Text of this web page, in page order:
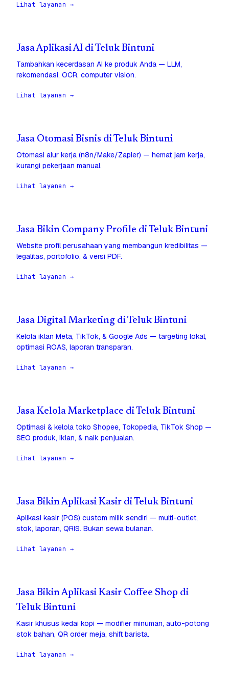
Lihat layanan →
Jasa Aplikasi AI di Teluk Bintuni
Tambahkan kecerdasan AI ke produk Anda — LLM,
rekomendasi, OCR, computer vision.
Lihat layanan →
Jasa Otomasi Bisnis di Teluk Bintuni
Otomasi alur kerja (n8n/Make/Zapier) — hemat jam kerja,
kurangi pekerjaan manual.
Lihat layanan →
Jasa Bikin Company Profile di Teluk Bintuni
Website profil perusahaan yang membangun kredibilitas —
legalitas, portofolio, & versi PDF.
Lihat layanan →
Jasa Digital Marketing di Teluk Bintuni
Kelola iklan Meta, TikTok, & Google Ads — targeting lokal,
optimasi ROAS, laporan transparan.
Lihat layanan →
Jasa Kelola Marketplace di Teluk Bintuni
Optimasi & kelola toko Shopee, Tokopedia, TikTok Shop —
SEO produk, iklan, & naik penjualan.
Lihat layanan →
Jasa Bikin Aplikasi Kasir di Teluk Bintuni
Aplikasi kasir (POS) custom milik sendiri — multi-outlet,
stok, laporan, QRIS. Bukan sewa bulanan.
Lihat layanan →
Jasa Bikin Aplikasi Kasir Coffee Shop di
Teluk Bintuni
Kasir khusus kedai kopi — modifier minuman, auto-potong
stok bahan, QR order meja, shift barista.
Lihat layanan →